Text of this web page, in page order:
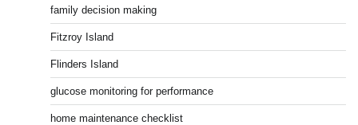
family decision making
Fitzroy Island
Flinders Island
glucose monitoring for performance
home maintenance checklist